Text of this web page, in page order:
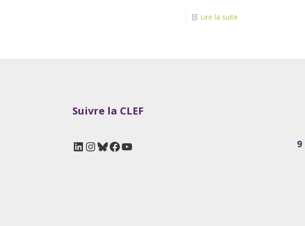
Lire la suite
Suivre la CLEF
LinkedIn
Instagram
Bluesky
Facebook
YouTube
9